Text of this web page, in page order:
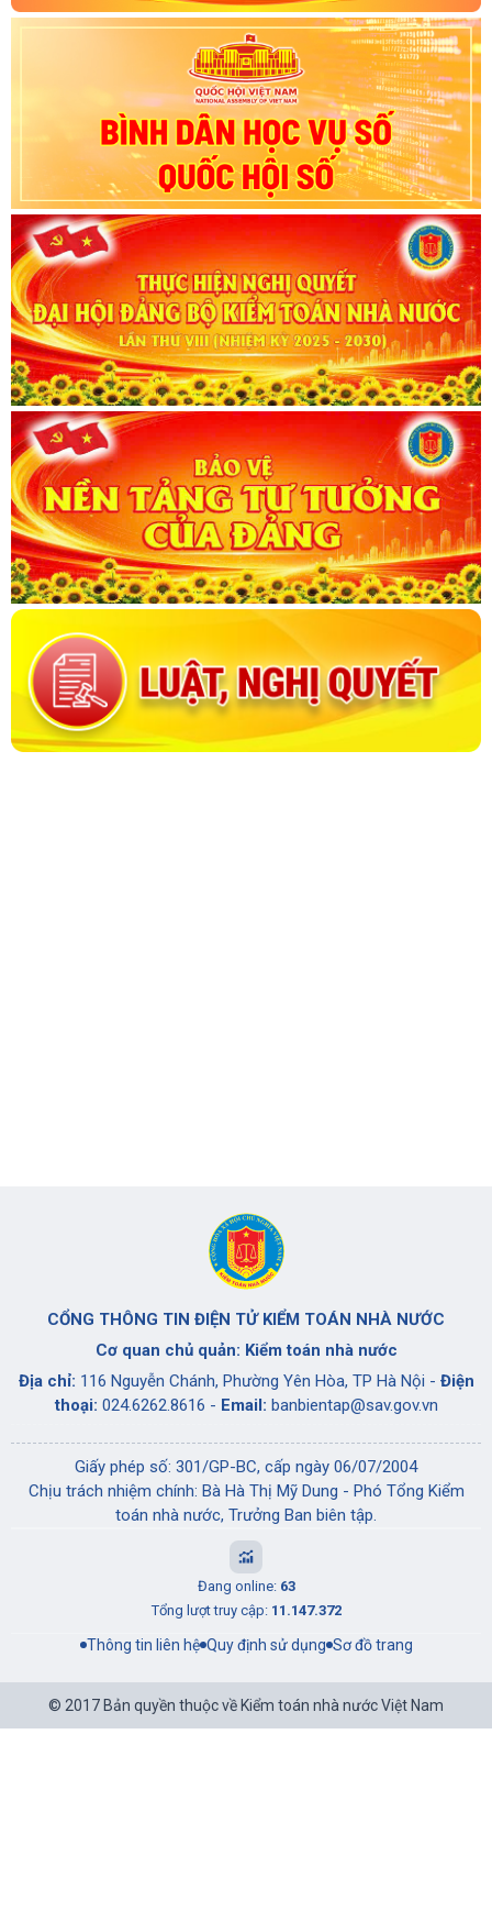
CỔNG THÔNG TIN ĐIỆN TỬ KIỂM TOÁN NHÀ NƯỚC
Cơ quan chủ quản: Kiểm toán nhà nước
Địa chỉ: 116 Nguyễn Chánh, Phường Yên Hòa, TP Hà Nội - Điện
thoại: 024.6262.8616 - Email: banbientap@sav.gov.vn
Giấy phép số: 301/GP-BC, cấp ngày 06/07/2004
Chịu trách nhiệm chính: Bà Hà Thị Mỹ Dung - Phó Tổng Kiểm
toán nhà nước, Trưởng Ban biên tập.
Đang online: 63
Tổng lượt truy cập: 11.147.372
Thông tin liên hệ Quy định sử dụng Sơ đồ trang
© 2017 Bản quyền thuộc về Kiểm toán nhà nước Việt Nam